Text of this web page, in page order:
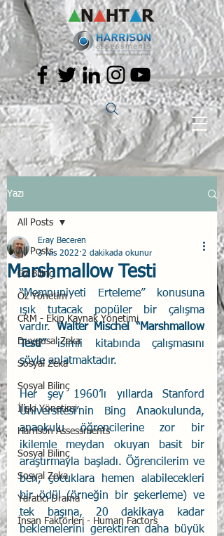
Yazı
All Posts
Öz Bilinç
Öz Yönetim
CRM - Ekip Kaynak Yönetimi
Duygusal Zeka
Sosyal Zeka
Sosyal Bilinç
İlişki Yönetimi
Harrison Assessments
Sosyal Bilinç
Sosyal Zeka
Yaratıcı Drama
İnsan Faktörleri - Human Factors
All Posts
Marshmallow Testi
Eray Beceren
3 Nis 2022 2 dakikada okunur
“Memnuniyeti Erteleme” konusuna
ışık tutacak popüler bir çalışma
vardır. Walter Mischel “Marshmallow
Testi” isimli kitabında çalışmasını
şöyle anlatmaktadır.
Her şey 1960’lı yıllarda Stanford
Üniversitesi’nin Bing Anaokulunda,
anaokulu öğrencilerine zor bir
ikilemle meydan okuyan basit bir
araştırmayla başladı. Öğrencilerim ve
ben, çocuklara hemen alabilecekleri
bir ödül (örneğin bir şekerleme) ve
tek başına, 20 dakikaya kadar
beklemelerini gerektiren daha büyük